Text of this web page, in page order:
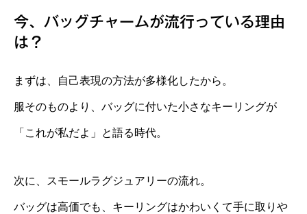
今、バッグチャームが流行っている理由
は？
まずは、自己表現の方法が多様化したから。
服そのものより、バッグに付いた小さなキーリングが
「これが私だよ」と語る時代。
次に、スモールラグジュアリーの流れ。
バッグは高価でも、キーリングはかわいくて手に取りや